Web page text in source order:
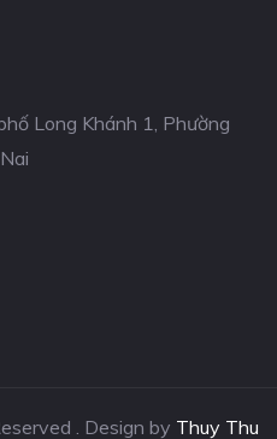
Long Khánh 1, Phường
. Design by Thuy Thu